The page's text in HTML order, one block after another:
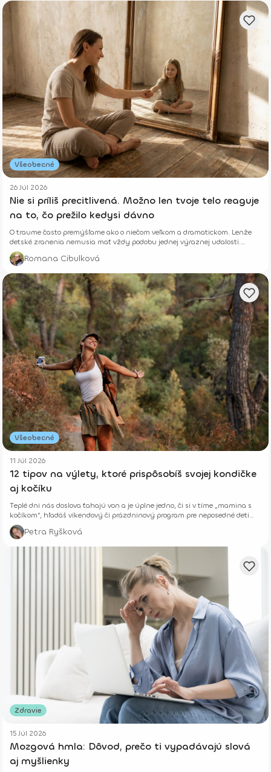
Všeobecné
26 Júl 2026
Nie si príliš precitlivená. Možno len tvoje telo reaguje
na to, čo prežilo kedysi dávno
O traume často premýšľame ako o niečom veľkom a dramatickom. Lenže
detské zranenia nemusia mať vždy podobu jednej výraznej udalosti.
Niekedy rastú potichu.
Romana Cibulková
Všeobecné
11 Júl 2026
12 tipov na výlety, ktoré prispôsobíš svojej kondičke
aj kočíku
Teplé dni nás doslova ťahajú von a je úplne jedno, či si v tíme „mamina s
kočíkom“, hľadáš víkendový či prázdninový program pre neposedné deti
alebo si len chceš vyvetrať hlavu s kamoškou, či partnerom.
Petra Ryšková
Zdravie
15 Júl 2026
Mozgová hmla: Dôvod, prečo ti vypadávajú slová
aj myšlienky